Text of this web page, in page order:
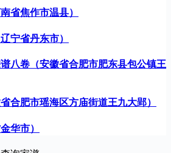
省焦作市温县）
宁省丹东市）
八卷（安徽省合肥市肥东县包公镇王
合肥市瑶海区方庙街道王九大郢）
华市）